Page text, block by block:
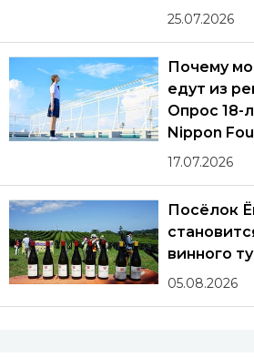
25.07.2026
Почему
едут из
Опрос 18-
Nippon
17.07.2026
Посёлок
винного
05.08.2026